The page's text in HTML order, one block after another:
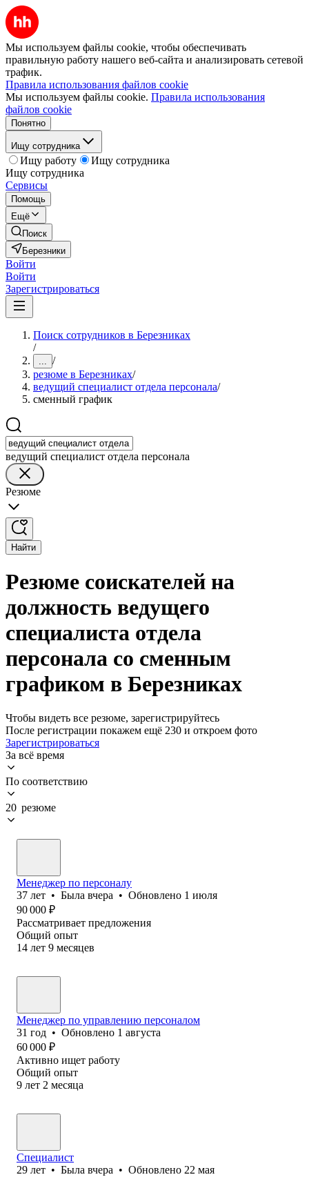
Мы используем файлы cookie, чтобы обеспечивать
правильную работу нашего веб-сайта и анализировать сетевой
трафик.
Правила использования файлов cookie
Мы используем файлы cookie. Правила использования
файлов cookie
Понятно
Ищу сотрудника
Ищу работу
Ищу сотрудника
Ищу сотрудника
Сервисы
Помощь
Ещё
Поиск
Березники
Войти
Войти
Зарегистрироваться
Поиск сотрудников в Березниках
/
... /
резюме в Березниках/
ведущий специалист отдела персонала/
сменный график
ведущий специалист отдела персонала
Резюме
Найти
Резюме соискателей на
должность ведущего
специалиста отдела
персонала со сменным
графиком в Березниках
Чтобы видеть все резюме, зарегистрируйтесь
После регистрации покажем ещё 230 и откроем фото
Зарегистрироваться
За всё время
По соответствию
20 резюме
Менеджер по персоналу
37 лет • Была вчера • Обновлено 1 июля
90 000 ₽
Рассматривает предложения
Общий опыт
14 лет 9 месяцев
Менеджер по управлению персоналом
31 год • Обновлено 1 августа
60 000 ₽
Активно ищет работу
Общий опыт
9 лет 2 месяца
Специалист
29 лет • Была вчера • Обновлено 22 мая